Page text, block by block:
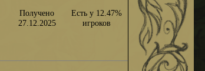
Получено
27.12.2025
Есть у 12.47%
игроков